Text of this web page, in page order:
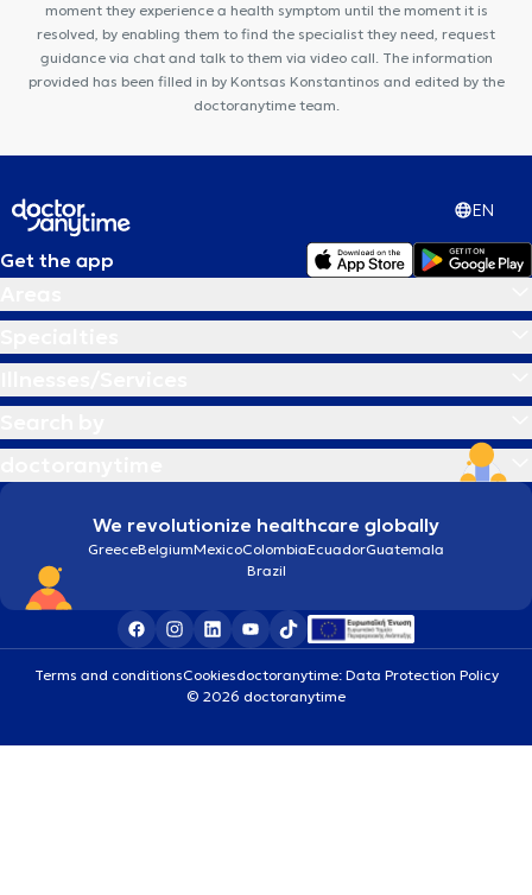
moment they experience a health symptom until the moment it is
resolved, by enabling them to find the specialist they need, request
guidance via chat and talk to them via video call. The information
provided has been filled in by Kontsas Konstantinos and edited by the
doctoranytime team.
EN
Get the app
We revolutionize healthcare globally
GreeceBelgiumMexicoColombiaEcuadorGuatemala
Brazil
Terms and conditionsCookiesdoctoranytime: Data Protection Policy
© 2026 doctoranytime